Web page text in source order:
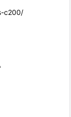
c200/